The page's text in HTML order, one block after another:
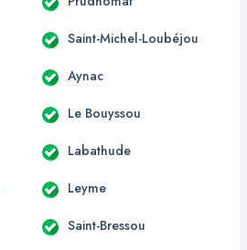
Saint-Michel-Loubéjou
Aynac
Le Bouyssou
Labathude
Leyme
Saint-Bressou